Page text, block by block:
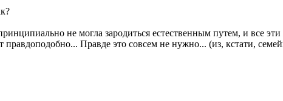
не могла зародиться естественным путем, и все
правдоподобно... Правде это совсем не нужно... (из, кстати,